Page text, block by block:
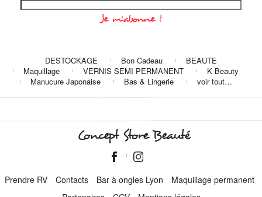
DESTOCKAGE Bon Cadeau
BEAUTE
Maquillage
VERNIS SEMI PERMANENT
K Beauty
Manucure Japonaise
Bas & Lingerie voir tout…
Concept Store Beauté
Prendre RV Contacts Bar à ongles Lyon
Maquillage permanent